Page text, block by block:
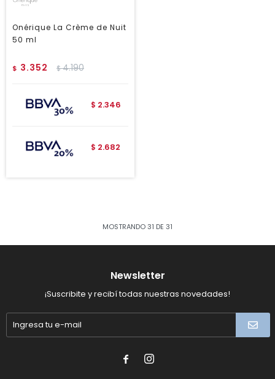
Onérique La Crème de Nuit
50 ml
$ 3.352 $4.190
$ 2.346
$ 2.682
MOSTRANDO31 DE 31
Newsletter
¡Suscribite y recibí todas nuestras novedades!
 